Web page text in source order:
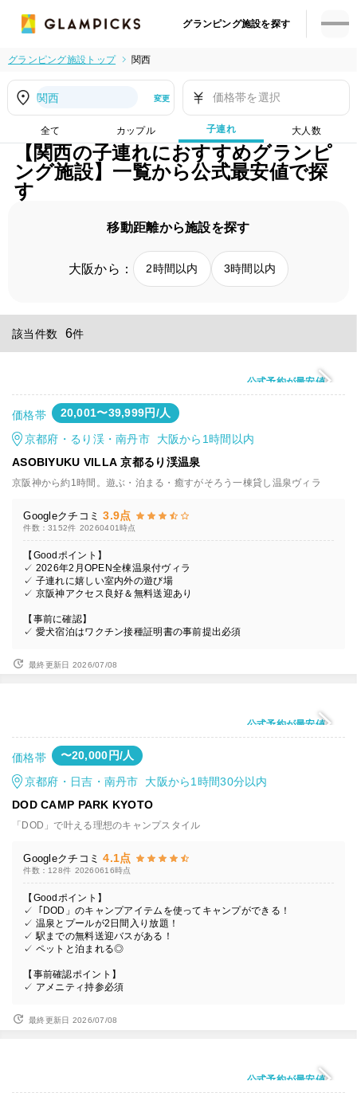
グランピング施設を探す
グランピング施設トップ 関西
関西 変更 価格帯を選択
全て カップル 子連れ 大人数
【関西の子連れにおすすめグランピ
ング施設】一覧から公式最安値で探
す
移動距離から施設を探す
大阪から： 2時間以内 3時間以内
該当件数 6件
公式予約が最安値
価格帯 20,001〜39,999円/人
京都府・るり渓・南丹市 大阪から1時間以内
ASOBIYUKU VILLA 京都るり渓温泉
京阪神から約1時間。遊ぶ・泊まる・癒すがそろう一棟貸し温泉ヴィラ
Googleクチコミ 3.9点
件数：3152件 20260401時点
【Goodポイント】
✓ 2026年2月OPEN全棟温泉付ヴィラ
✓ 子連れに嬉しい室内外の遊び場
✓ 京阪神アクセス良好＆無料送迎あり
【事前に確認】
✓ 愛犬宿泊はワクチン接種証明書の事前提出必須
最終更新日 2026/07/08
公式予約が最安値
価格帯 〜20,000円/人
京都府・日吉・南丹市 大阪から1時間30分以内
DOD CAMP PARK KYOTO
「DOD」で叶える理想のキャンプスタイル
Googleクチコミ 4.1点
件数：128件 20260616時点
【Goodポイント】
✓「DOD」のキャンプアイテムを使ってキャンプができる！
✓ 温泉とプールが2日間入り放題！
✓ 駅までの無料送迎バスがある！
✓ ペットと泊まれる◎
【事前確認ポイント】
✓ アメニティ持参必須
最終更新日 2026/07/08
公式予約が最安値